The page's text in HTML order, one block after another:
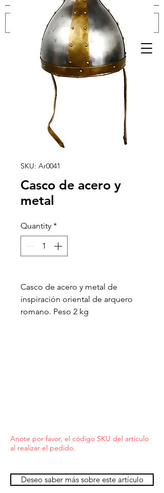
Log In
SKU: Ar0041
Casco de acero y
metal
Quantity *
Casco de acero y metal de
inspiración oriental de arquero
romano. Peso 2 kg
Anote por favor, el código SKU del artículo
al realizar el pedido.
Deseo saber más sobre este artículo